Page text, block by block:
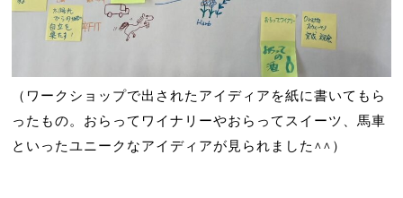
（ワークショップで出されたアイディアを紙に書いてもら
ったもの。おらってワイナリーやおらってスイーツ、馬車
といったユニークなアイディアが見られました^^）